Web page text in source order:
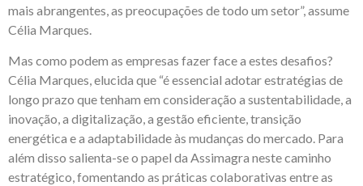
mais abrangentes, as preocupações de todo um setor”, assume
Célia Marques.
Mas como podem as empresas fazer face a estes desafios?
Célia Marques, elucida que “é essencial adotar estratégias de
longo prazo que tenham em consideração a sustentabilidade, a
inovação, a digitalização, a gestão eficiente, transição
energética e a adaptabilidade às mudanças do mercado. Para
além disso salienta-se o papel da Assimagra neste caminho
estratégico, fomentando as práticas colaborativas entre as